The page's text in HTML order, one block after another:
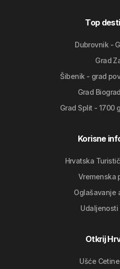
Top
Dubrovnik -
Grad
Šibenik - grad
Grad
Grad Split - 1700
Korisne
Hrvatska
Vremenska
Oglašavanje
Udaljenosti
Otkrij
Ušće